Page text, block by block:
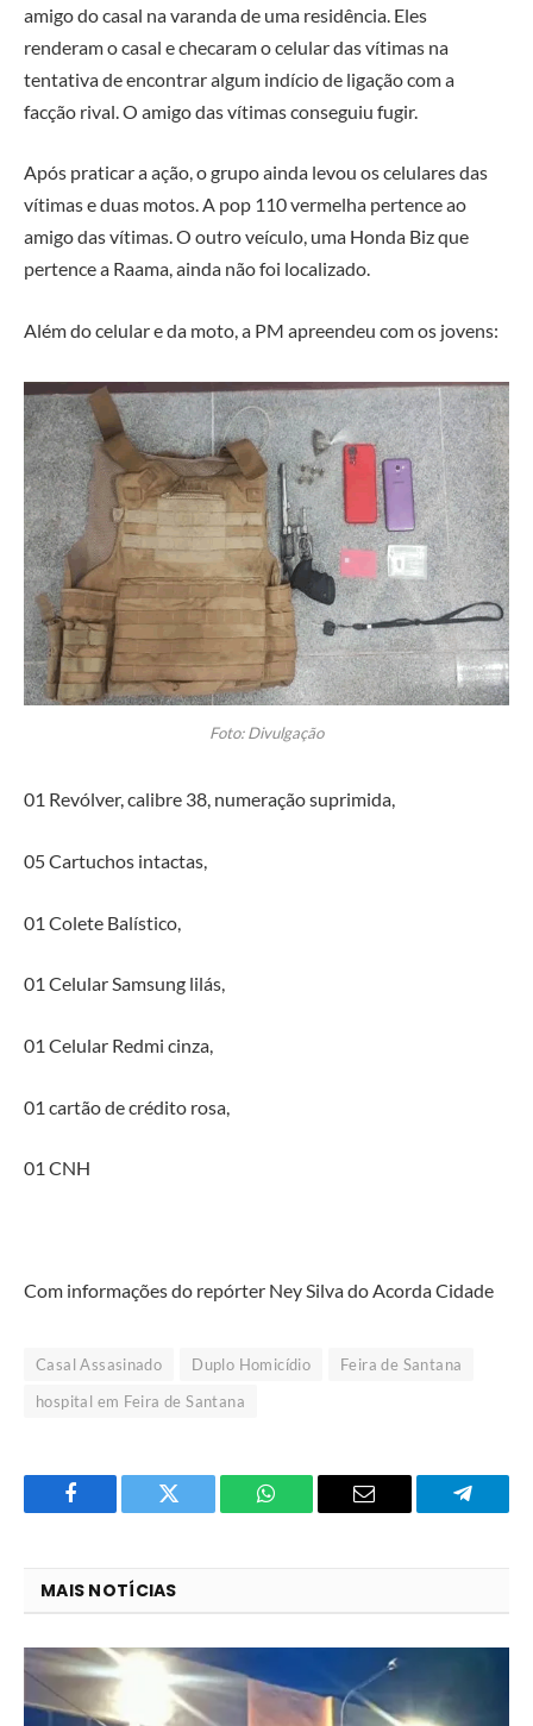
amigo do casal na varanda de uma residência. Eles
renderam o casal e checaram o celular das vítimas na
tentativa de encontrar algum indício de ligação com a
facção rival. O amigo das vítimas conseguiu fugir.
Após praticar a ação, o grupo ainda levou os celulares das
vítimas e duas motos. A pop 110 vermelha pertence ao
amigo das vítimas. O outro veículo, uma Honda Biz que
pertence a Raama, ainda não foi localizado.
Além do celular e da moto, a PM apreendeu com os jovens:
Foto: Divulgação
01 Revólver, calibre 38, numeração suprimida,
05 Cartuchos intactas,
01 Colete Balístico,
01 Celular Samsung lilás,
01 Celular Redmi cinza,
01 cartão de crédito rosa,
01 CNH
Com informações do repórter Ney Silva do Acorda Cidade
Casal Assasinado Duplo Homicídio
Feira de Santana
hospital em Feira de Santana
Facebook Twitter
O
WhatsApp?
E-
MAIS NOTÍCIAS